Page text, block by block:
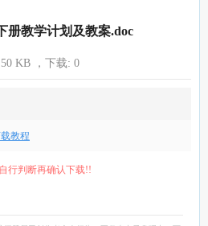
册教学计划及教案.doc
KB ，下载: 0
教程
行判断再确认下载!!